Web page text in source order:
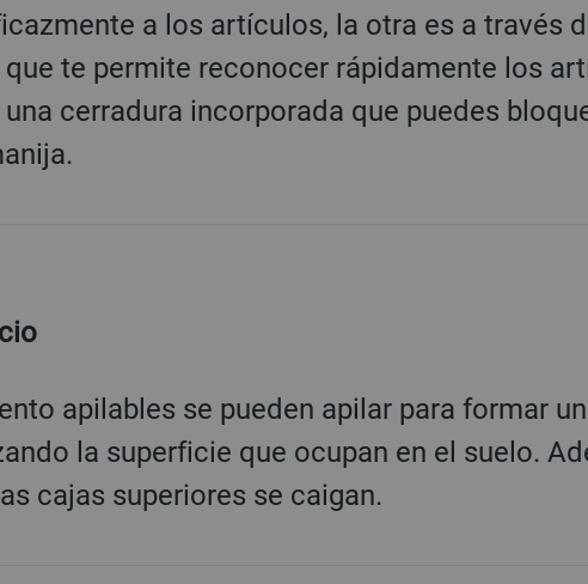
a los artículos, la otra es a través
te permite reconocer rápidamente los
cerradura incorporada que puedes
apilables se pueden apilar para formar
la superficie que ocupan en el suelo.
cajas superiores se caigan.